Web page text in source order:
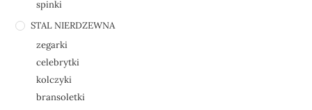
spinki
STAL NIERDZEWNA
zegarki
celebrytki
kolczyki
bransoletki